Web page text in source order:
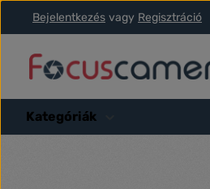
a fő tartalomra
Ugrás a kereséshez
Ugrás a fő navigációhoz
Bejelentkezés vagy Regisztráció
Kategóriák